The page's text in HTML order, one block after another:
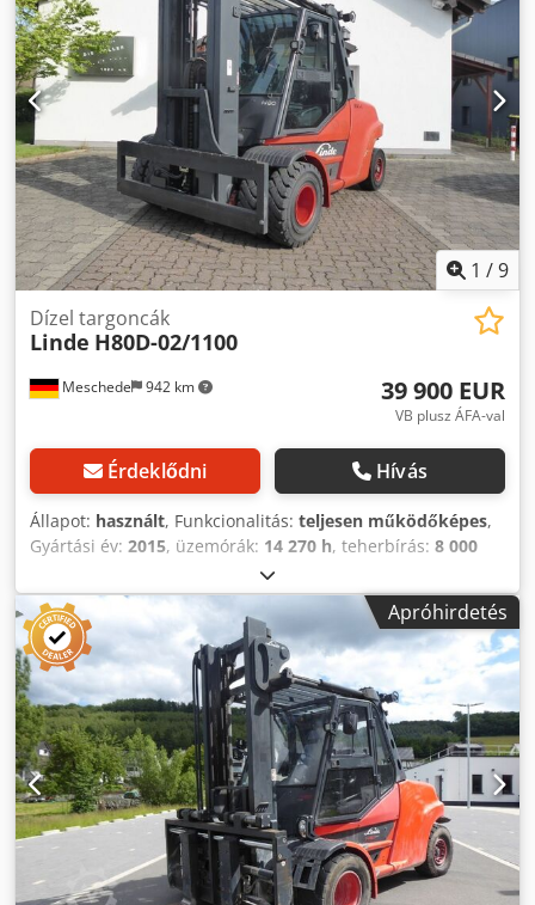
Anuof Oszlop típusa: triplex Állapot: Üzemkész és teljesen
működőképes Műszaki állapot: nagyon jó Első gumiabroncs
típusa: superelastikus Első gumiabroncs állapota: 80 - 100
% Hátsó gumiabroncs típusa: superelastikus Hátsó
gumiabroncs állapota: 60 - 80 % Leírás: Oldalmozgató,
villaállító berendezés, 3. szelep, 4. szelep, munkalámpa
hátul, munkalámpa elöl, fűtés, STVZO, teljes kabin, joystick,
LED, ülés,
1 /9
Meschede 942 km
Dízel targoncák
Linde H80D-02/1100
39 900 EUR
VB plusz ÁFA-val
Érdeklődni Hívás
Állapot: használt, Funkcionalitás: teljesen működőképes,
Gyártási év: 2015, üzemórák: 14 270 h, teherbírás: 8 000
5 450 mm
mm, üzemanyagtípus:dízel, oszlop típusa:triplex,
hajtástípus:Diesel, Dízel targoncá Teher súlypontja: 1100
ISO-osztály: ISO 4. osztály = 5.000 - 10.000 kg Oszlop
típusa: Triplex Crsdpfxey Scgws Anusf Állapot: Üzemkész
és teljesen működőképes Műszaki állapot: jó Első
gumiabroncs típusa: superelastikus Első gumiabroncs
állapota: 60–80% Hátsó gumiabroncs típusa:
superelastikus Hátsó gumiabroncs állapota: 40–60% Leírás:
3. szelep, 4. szelep, hátsó munkalámpák, első
munkalámpák, fűtés, teljes kabin, joystick, ülés,
Apróhirdetés